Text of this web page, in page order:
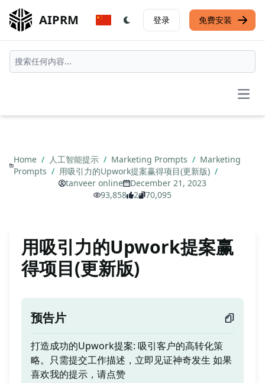
AIPRM 登录 免费安装
Home / 人工智能提示 / Marketing Prompts / Marketing
Prompts / 用吸引力的Upwork提案赢得项目(更新版) /
tanveer online
December 21, 2023
93,858
2 70,095
用吸引力的Upwork提案赢
得项目(更新版)
预告片
打造成功的Upwork提案: 吸引客户的高转化策
略。只需提交工作描述，立即见证神奇发生 如果
喜欢我的提示，请点赞